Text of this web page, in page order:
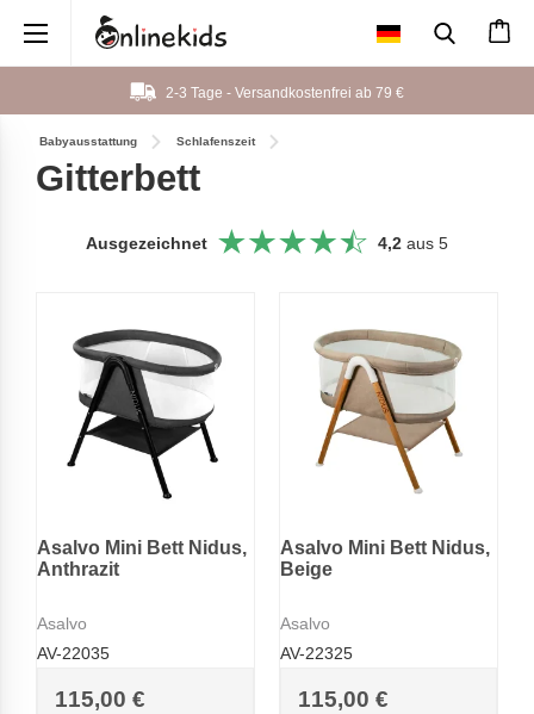
2-3 Tage - Versandkostenfrei ab 79 €
Babyausstattung Schlafenszeit
Gitterbett
Ausgezeichnet 4,2 aus 5
Asalvo Mini Bett Nidus,
Anthrazit
Asalvo
AV-22035
115,00 €
Asalvo Mini Bett Nidus,
Beige
Asalvo
AV-22325
115,00 €